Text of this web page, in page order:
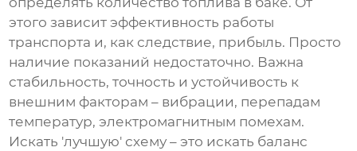
этого зависит эффективность работы
транспорта и, как следствие, прибыль. Просто
наличие показаний недостаточно. Важна
стабильность, точность и устойчивость к
внешним факторам – вибрации, перепадам
температур, электромагнитным помехам.
Искать 'лучшую' схему – это искать баланс